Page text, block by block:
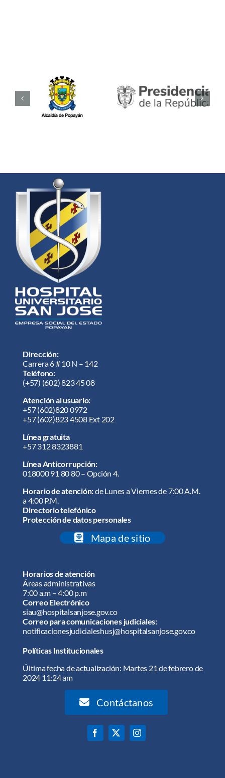
Dirección:
Carrera 6 # 10 N – 142
Teléfono:
(+57) (602) 823 45 08
Atención al usuario:
+57(602)820 0972
+57(602)823 4508 Ext 202
Línea gratuita
+57 312 8323881
Línea Anticorrupción:
018000 91 80 80 – Opción 4.
Horario de atención:de Lunes a Viernes de 7:00 A.M.
a 4:00 P.M.
Directorio telefónico
Protección de datos personales
Mapa de sitio
Horarios de atención
Áreas administrativas
7:00 a.m – 4:00 p.m
Correo Electrónico
siau@hospitalsanjose.gov.co
Correo para comunicaciones judiciales:
notificacionesjudicialeshusj@hospitalsanjose.gov.co
Políticas Institucionales
Última fecha de actualización: Martes 21 de febrero de
2024 11:24 am
Contáctanos